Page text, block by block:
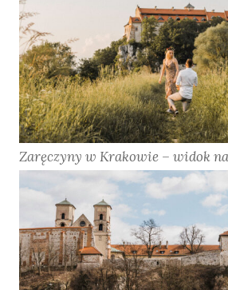
Zaręczyny w Krakowie – widok